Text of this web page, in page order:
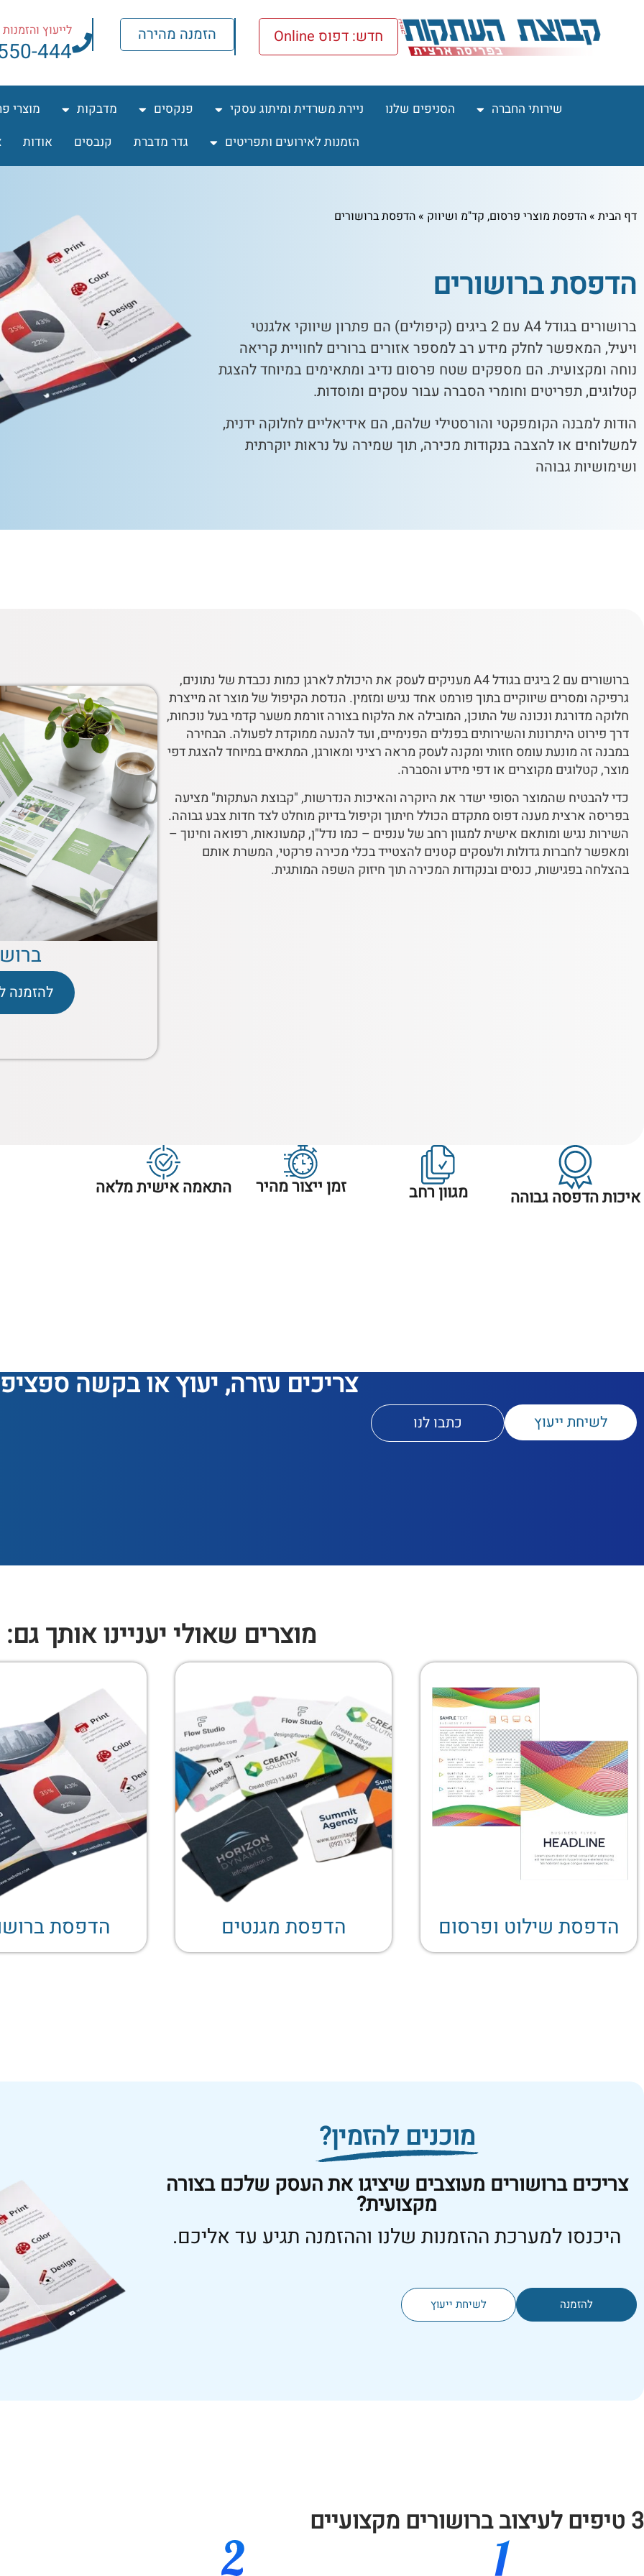
חדש: דפוס Online הזמנה מהירה לייעוץ והזמנות
444
שירותי החברה הסניפים שלנו ניירת משרדית ומיתוג עסקי פנקסים מדבקות
מוצרי
הזמנות לאירועים ותפריטים
גדר מדברת קנבסים אודות
דף הבית »הדפסת מוצרי פרסום, קד"מ ושיווק »הדפסת ברושורים
הדפסת ברושורים
ברושורים בגודל A4 עם 2 ביגים (קיפולים) הם פתרון שיווקי אלגנטי
ויעיל, המאפשר לחלק מידע רב למספר אזורים ברורים לחוויית קריאה
נוחה ומקצועית. הם מספקים שטח פרסום נדיב ומתאימים במיוחד להצגת
קטלוגים, תפריטים וחומרי הסברה עבור עסקים ומוסדות.
הודות למבנה הקומפקטי והורסטילי שלהם, הם אידיאליים לחלוקה ידנית,
למשלוחים או להצבה בנקודות מכירה, תוך שמירה על נראות יוקרתית
ושימושיות גבוהה
ברושורים עם 2 ביגים בגודל A4
מעניקים לעסק את היכולת לארגן כמות נכבדת של נתונים,
גרפיקה ומסרים שיווקיים בתוך פורמט אחד נגיש ומזמין. הנדסת הקיפול של מוצר זה מייצרת
חלוקה מדורגת ונכונה של התוכן, המובילה את הלקוח בצורה זורמת משער קדמי בעל נוכחות,
דרך פירוט היתרונות והשירותים בפנלים הפנימיים, ועד להנעה ממוקדת לפעולה. הבחירה
במבנה זה מונעת עומס חזותי ומקנה לעסק מראה רציני ומאורגן, המתאים במיוחד להצגת דפי
מוצר, קטלוגים מקוצרים או דפי מידע והסברה.
כדי להבטיח שהמוצר הסופי ישדר את היוקרה והאיכות הנדרשות, "קבוצת העתקות" מציעה
בפריסה ארצית מענה דפוס מתקדם הכולל חיתוך וקיפול בדיוק מוחלט לצד חדות צבע גבוהה.
השירות נגיש ומותאם אישית למגוון רחב של ענפים – כמו נדל"ן, קמעונאות, רפואה וחינוך –
ומאפשר לחברות גדולות ולעסקים קטנים להצטייד בכלי מכירה פרקטי, המשרת אותם
בהצלחה בפגישות, כנסים ובנקודות המכירה תוך חיזוק השפה המותגית.
להזמנה
איכות הדפסה גבוהה מגוון רחב זמן ייצור מהיר התאמה אישית מלאה
צריכים עזרה, יעוץ או בקשה
לשיחת ייעוץ כתבו לנו
מוצרים שאולי יעניינו אותך גם:
הדפסת שילוט ופרסום הדפסת מגנטים הדפסת
מוכנים להזמין?
צריכים ברושורים מעוצבים שיציגו את העסק שלכם בצורה
מקצועית?
היכנסו למערכת ההזמנות שלנו וההזמנה תגיע עד אליכם.
להזמנה לשיחת ייעוץ
3 טיפים לעיצוב ברושורים מקצועיים